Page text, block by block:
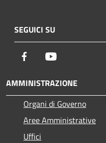
SEGUICI SU
Facebook
AMMINISTRAZIONE
Organi di Governo
Aree Amministrative
Uffici